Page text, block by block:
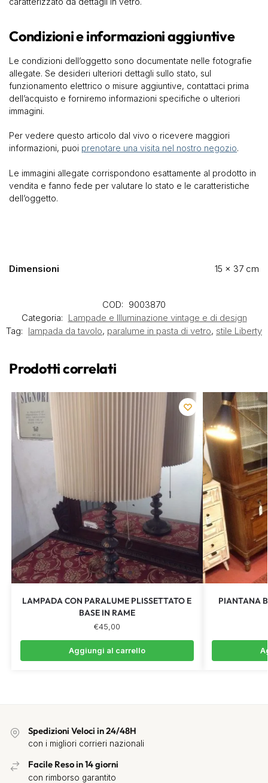
Condizioni e informazioni aggiuntive
Le condizioni dell’oggetto sono documentate nelle fotografie
allegate. Se desideri ulteriori dettagli sullo stato, sul
funzionamento elettrico o misure aggiuntive, contattaci prima
dell’acquisto e forniremo informazioni specifiche o ulteriori
immagini.
Per vedere questo articolo dal vivo o ricevere maggiori
informazioni, puoi prenotare una visita nel nostro negozio.
Le immagini allegate corrispondono esattamente al prodotto in
vendita e fanno fede per valutare lo stato e le caratteristiche
dell’oggetto.
Dimensioni 15 × 37 cm
COD: 9003870
Categoria: Lampade e Illuminazione vintage e di design
Tag: lampada da tavolo, paralume in pasta di vetro, stile Liberty
Prodotti correlati
LAMPADA CON PARALUME PLISSETTATO E
BASE IN RAME
€45,00
Aggiungi al carrello
PIANTANA
Spedizioni Veloci in 24/48H
con i migliori corrieri nazionali
Facile Reso in 14 giorni
con rimborso garantito